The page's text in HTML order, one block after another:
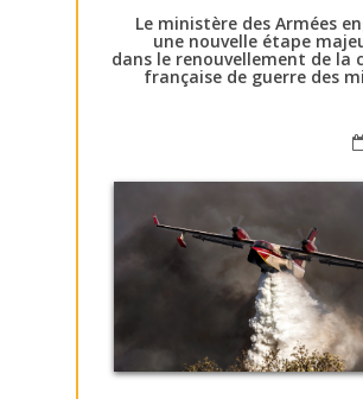
Le ministère des Armées
une nouvelle étape
dans le renouvellement de la
française de guerre des